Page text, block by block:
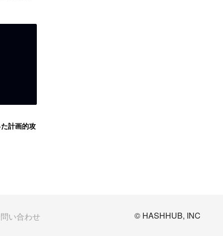
計画的攻
い合わせ © HASHHUB, INC